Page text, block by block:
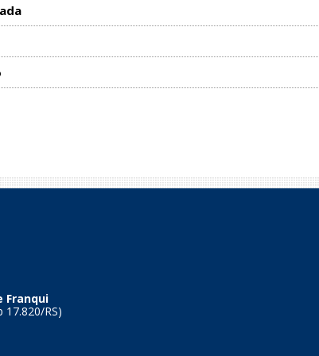
Franqui
17.820/RS)